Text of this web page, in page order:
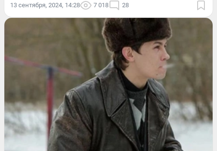
13 сентября, 2024, 14:28 7 018 28